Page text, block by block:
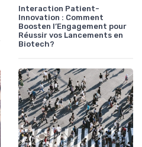
Interaction Patient-
Innovation : Comment
Boosten l’Engagement pour
Réussir vos Lancements en
Biotech?